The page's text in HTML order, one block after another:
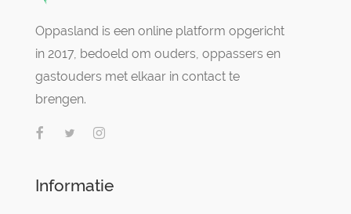
Oppasland is een online platform opgericht
in 2017, bedoeld om ouders, oppassers en
gastouders met elkaar in contact te
brengen.
Informatie